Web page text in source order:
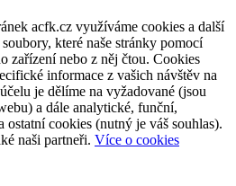
acfk.cz využíváme cookies a další
které naše stránky pomocí
zařízení nebo z něj čtou. Cookies
informace z vašich návštěv na
je dělíme na vyžadované (jsou
a dále analytické, funční,
cookies (nutný je váš souhlas).
naši partneři. Více o cookies